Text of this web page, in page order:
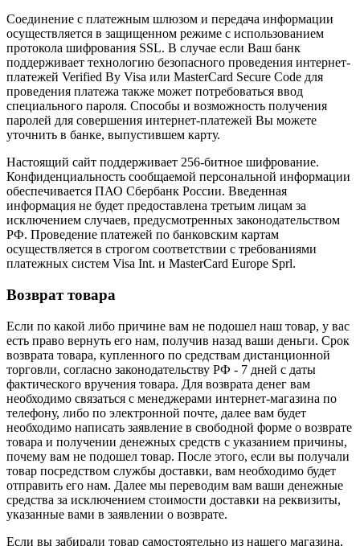
Соединение с платежным шлюзом и передача информации
осуществляется в защищенном режиме с использованием
протокола шифрования SSL. В случае если Ваш банк
поддерживает технологию безопасного проведения интернет-
платежей Verified By Visa или MasterCard Secure Code для
проведения платежа также может потребоваться ввод
специального пароля. Способы и возможность получения
паролей для совершения интернет-платежей Вы можете
уточнить в банке, выпустившем карту.
Настоящий сайт поддерживает 256-битное шифрование.
Конфиденциальность сообщаемой персональной информации
обеспечивается ПАО Сбербанк России. Введенная
информация не будет предоставлена третьим лицам за
исключением случаев, предусмотренных законодательством
РФ. Проведение платежей по банковским картам
осуществляется в строгом соответствии с требованиями
платежных систем Visa Int. и MasterCard Europe Sprl.
Возврат товара
Если по какой либо причине вам не подошел наш товар, у вас
есть право вернуть его нам, получив назад ваши деньги. Срок
возврата товара, купленного по средствам дистанционной
торговли, согласно законодательству РФ - 7 дней с даты
фактического вручения товара. Для возврата денег вам
необходимо связаться с менеджерами интернет-магазина по
телефону, либо по электронной почте, далее вам будет
необходимо написать заявление в свободной форме о возврате
товара и получении денежных средств с указанием причины,
почему вам не подошел товар. После этого, если вы получали
товар посредством службы доставки, вам необходимо будет
отправить его нам. Далее мы переводим вам ваши денежные
средства за исключением стоимости доставки на реквизиты,
указанные вами в заявлении о возврате.
Если вы забирали товар самостоятельно из нашего магазина,